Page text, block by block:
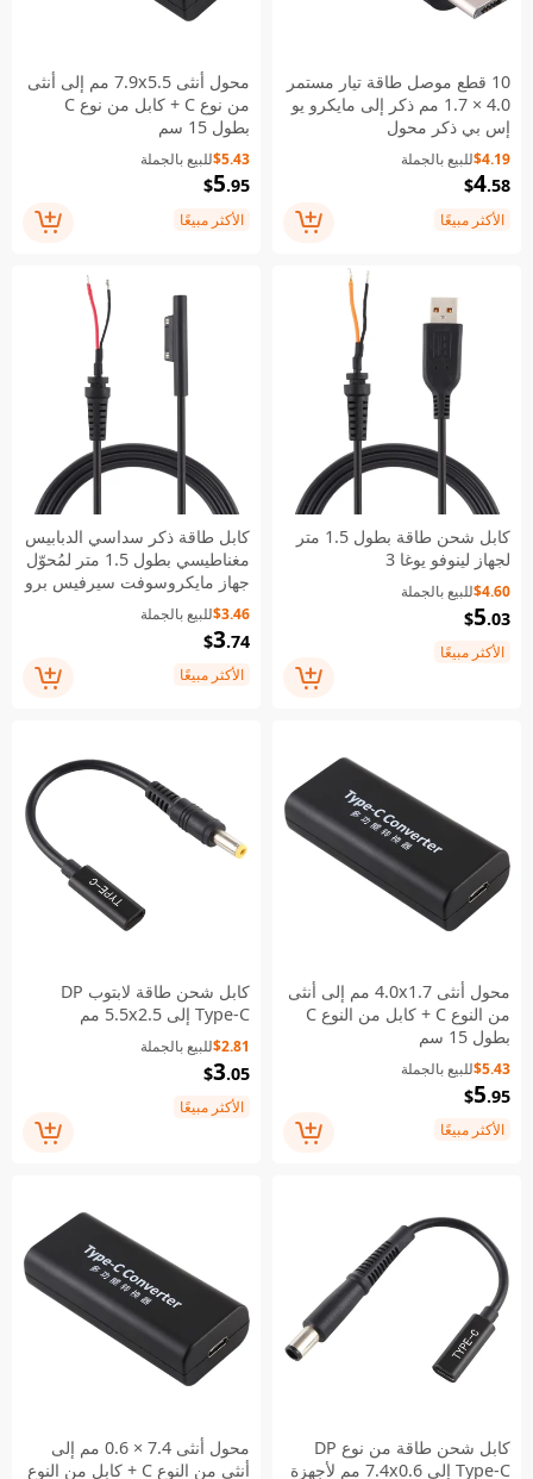
10 قطع موصل طاقة تيار مستمر
4.0 × 1.7 مم ذكر إلى مايكرو يو
إس بي ذكر محول
$4.19للبيع بالجملة
$4.58
الأكثر مبيعًا
محول أنثى 7.9x5.5 مم إلى أنثى
من نوع C + كابل من نوع C
بطول 15 سم
$5.43للبيع بالجملة
$5.95
الأكثر مبيعًا
كابل شحن طاقة بطول 1.5 متر
لجهاز لينوفو يوغا 3
$4.60للبيع بالجملة
$5.03
الأكثر مبيعًا
كابل طاقة ذكر سداسي الدبابيس
مغناطيسي بطول 1.5 متر لمُحوّل
جهاز مايكروسوفت سيرفيس برو
5/6
$3.46للبيع بالجملة
$3.74
الأكثر مبيعًا
محول أنثى 4.0x1.7 مم إلى أنثى
من النوع C + كابل من النوع C
بطول 15 سم
$5.43للبيع بالجملة
$5.95
الأكثر مبيعًا
كابل شحن طاقة لابتوب DP
Type-C إلى 5.5x2.5 مم
$2.81للبيع بالجملة
$3.05
الأكثر مبيعًا
كابل شحن طاقة من نوع DP
Type-C إلى 7.4x0.6 مم لأجهزة
محول أنثى 7.4 × 0.6 مم إلى
أنثى من النوع C + كابل من النوع